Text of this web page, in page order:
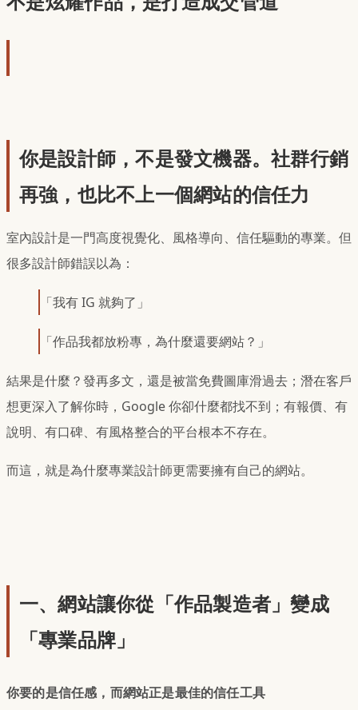
你是設計師，不是發文機器。社群行銷
再強，也比不上一個網站的信任力
室內設計是一門高度視覺化、風格導向、信任驅動的專業。但
很多設計師錯誤以為：
「我有 IG 就夠了」
「作品我都放粉專，為什麼還要網站？」
結果是什麼？發再多文，還是被當免費圖庫滑過去；潛在客戶
想更深入了解你時，Google 你卻什麼都找不到；有報價、有
說明、有口碑、有風格整合的平台根本不存在。
而這，就是為什麼專業設計師更需要擁有自己的網站。
一、網站讓你從「作品製造者」變成
「專業品牌」
你要的是信任感，而網站正是最佳的信任工具